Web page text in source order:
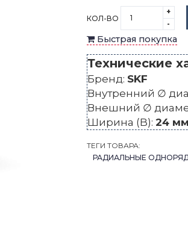
КОЛ-ВО
+
-
Быстрая покупка
Технические
Бренд: SKF
Внутренний ∅
Внешний ∅
Ширина (B): 24 мм
ТЕГИ ТОВАРА:
РАДИАЛЬНЫЕ